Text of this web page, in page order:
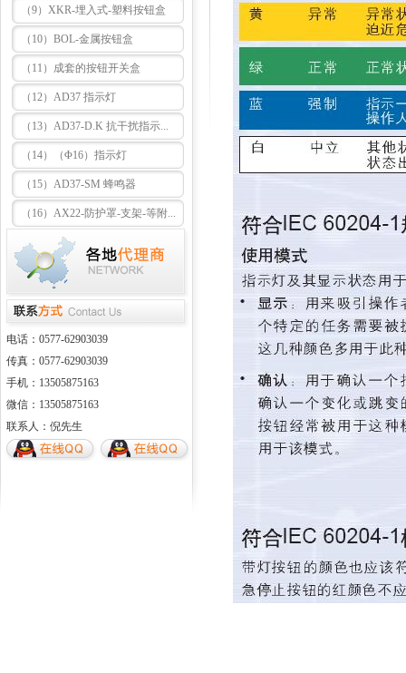
（9）XKR-埋入式-塑料按钮盒
（10）BOL-金属按钮盒
（11）成套的按钮开关盒
（12）AD37 指示灯
（13）AD37-D.K 抗干扰指示...
（14）（Φ16）指示灯
（15）AD37-SM 蜂鸣器
（16）AX22-防护罩-支架-等附...
电话：0577-62903039
传真：0577-62903039
手机：13505875163
微信：13505875163
联系人：倪先生